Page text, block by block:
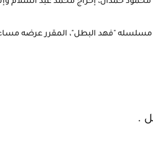
مسلسله "فهد البطل"، المقرر عرضه
.